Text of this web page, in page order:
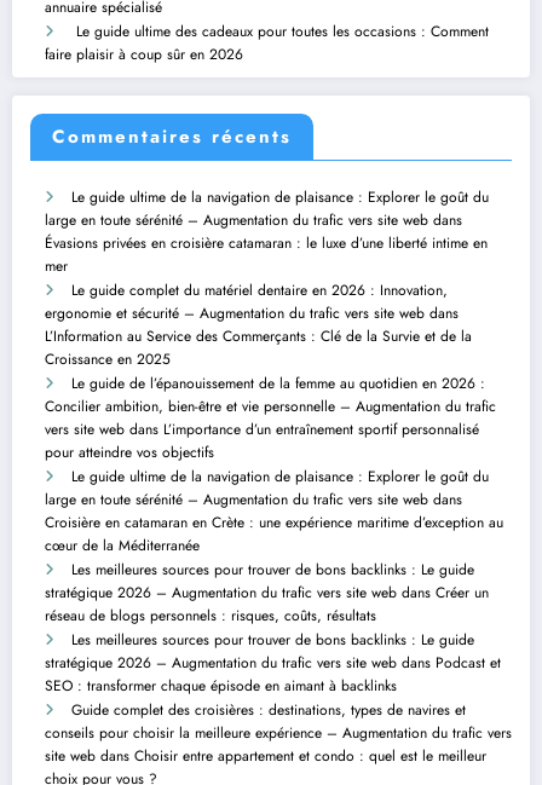
annuaire spécialisé
Le guide ultime des cadeaux pour toutes les occasions : Comment
faire plaisir à coup sûr en 2026
Commentaires récents
Le guide ultime de la navigation de plaisance : Explorer le goût du
large en toute sérénité – Augmentation du trafic vers site web dans
Évasions privées en croisière catamaran : le luxe d’une liberté intime en
mer
Le guide complet du matériel dentaire en 2026 : Innovation,
ergonomie et sécurité – Augmentation du trafic vers site web dans
L’Information au Service des Commerçants : Clé de la Survie et de la
Croissance en 2025
Le guide de l’épanouissement de la femme au quotidien en 2026 :
Concilier ambition, bien-être et vie personnelle – Augmentation du trafic
vers site web dans L’importance d’un entraînement sportif personnalisé
pour atteindre vos objectifs
Le guide ultime de la navigation de plaisance : Explorer le goût du
large en toute sérénité – Augmentation du trafic vers site web dans
Croisière en catamaran en Crète : une expérience maritime d’exception au
cœur de la Méditerranée
Les meilleures sources pour trouver de bons backlinks : Le guide
stratégique 2026 – Augmentation du trafic vers site web dans Créer un
réseau de blogs personnels : risques, coûts, résultats
Les meilleures sources pour trouver de bons backlinks : Le guide
stratégique 2026 – Augmentation du trafic vers site web dans Podcast et
SEO : transformer chaque épisode en aimant à backlinks
Guide complet des croisières : destinations, types de navires et
conseils pour choisir la meilleure expérience – Augmentation du trafic vers
site web dans Choisir entre appartement et condo : quel est le meilleur
choix pour vous ?